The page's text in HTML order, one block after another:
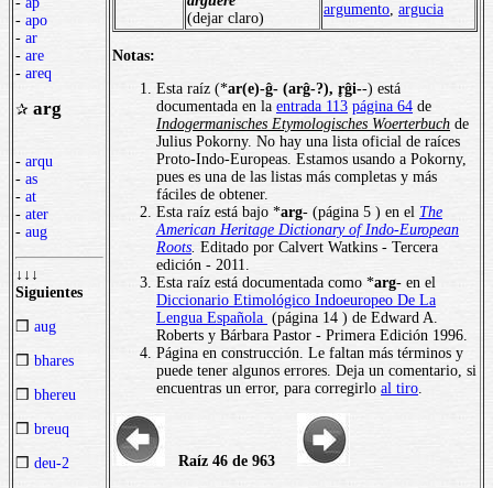
- apo
- ar
- are
- areq
✰ arg
- arqu
- as
- at
- ater
- aug
↓↓↓
Siguientes
❒ aug
❒ bhares
❒ bhereu
❒ breuq
❒ deu-2
(dejar claro)
argumento argucia
Notas:
Esta raíz (*ar(e)-ĝ- (arĝ-?), r̥ĝi--) está
documentada en la entrada 113 página 64 de
Indogermanisches Etymologisches Woerterbuch de
Julius Pokorny. No hay una lista oficial de raíces
Proto-Indo-Europeas. Estamos usando a Pokorny,
pues es una de las listas más completas y más
fáciles de obtener.
Esta raíz está bajo *arg- (página 5 ) en el The
American Heritage Dictionary of Indo-European
Roots Editado por Calvert Watkins - Tercera
edición - 2011.
Esta raíz está documentada como *arg- en el
Diccionario Etimológico Indoeuropeo De La
Lengua Española (página 14 ) de Edward A.
Roberts y Bárbara Pastor - Primera Edición 1996.
Página en construcción. Le faltan más términos y
puede tener algunos errores. Deja un comentario, si
encuentras un error, para corregirlo al tiro
Raíz 46 de 963